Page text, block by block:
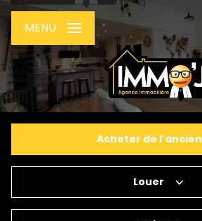
MENU
Acheter de l'ancien
De l'immo pro
Louer